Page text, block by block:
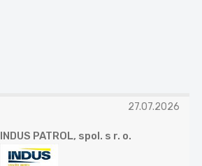
27.07.2026
INDUS PATROL, spol. s r. o.